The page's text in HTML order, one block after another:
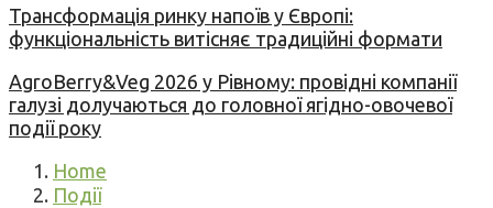
Трансформація ринку напоїв у Європі:
функціональність витісняє традиційні формати
AgroBerry&Veg 2026 у Рівному: провідні компанії
галузі долучаються до головної ягідно-овочевої
події року
Home
Події